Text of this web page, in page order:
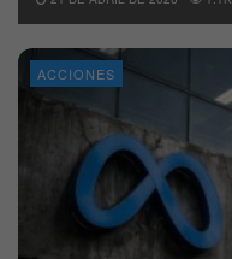
ACCIONES